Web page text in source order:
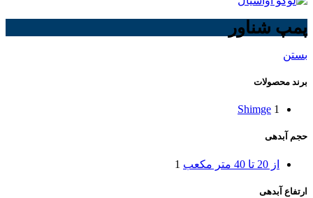
پمپ شناور
بستن
برند محصولات
Shimge 1
حجم آبدهی
از 20 تا 40 متر مکعب 1
ارتفاع آبدهی